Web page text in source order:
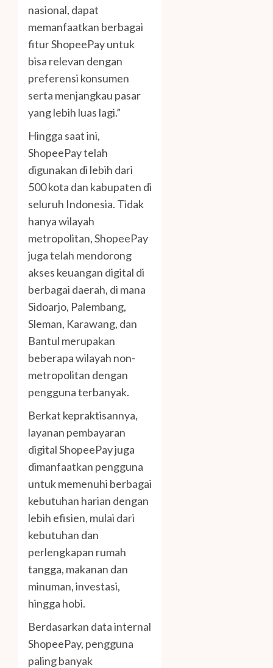
nasional, dapat
memanfaatkan berbagai
fitur ShopeePay untuk
bisa relevan dengan
preferensi konsumen
serta menjangkau pasar
yang lebih luas lagi.”
Hingga saat ini,
ShopeePay telah
digunakan di lebih dari
500 kota dan kabupaten di
seluruh Indonesia. Tidak
hanya wilayah
metropolitan, ShopeePay
juga telah mendorong
akses keuangan digital di
berbagai daerah, di mana
Sidoarjo, Palembang,
Sleman, Karawang, dan
Bantul merupakan
beberapa wilayah non-
metropolitan dengan
pengguna terbanyak.
Berkat kepraktisannya,
layanan pembayaran
digital ShopeePay juga
dimanfaatkan pengguna
untuk memenuhi berbagai
kebutuhan harian dengan
lebih efisien, mulai dari
kebutuhan dan
perlengkapan rumah
tangga, makanan dan
minuman, investasi,
hingga hobi.
Berdasarkan data internal
ShopeePay, pengguna
paling banyak